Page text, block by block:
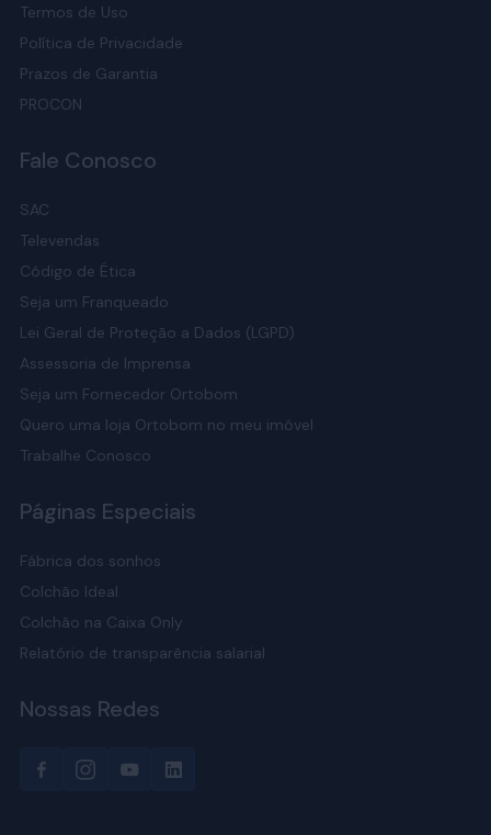
Termos de Uso
Política de Privacidade
Prazos de Garantia
PROCON
Fale Conosco
SAC
Televendas
Código de Ética
Seja um Franqueado
Lei Geral de Proteção a Dados (LGPD)
Assessoria de Imprensa
Seja um Fornecedor Ortobom
Quero uma loja Ortobom no meu imóvel
Trabalhe Conosco
Páginas Especiais
Fábrica dos sonhos
Colchão Ideal
Colchão na Caixa Only
Relatório de transparência salarial
Nossas Redes